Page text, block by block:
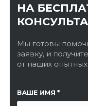
НА
Мы готовы
заявку, и
от наших
ВАШЕ ИМЯ
ССЫЛКА НА